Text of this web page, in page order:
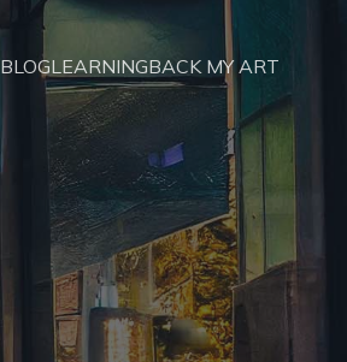
BLOGLEARNINGBACK MY ART